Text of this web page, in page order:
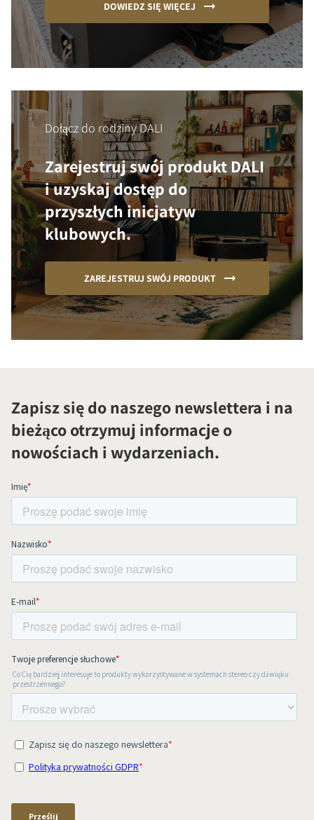
DOWIEDZ SIĘ WIĘCEJ
Dołącz do rodziny DALI
Zarejestruj swój produkt DALI
i uzyskaj dostęp do
przyszłych inicjatyw
klubowych.
ZAREJESTRUJ SWÓJ PRODUKT
Zapisz się do naszego newslettera i na
bieżąco otrzymuj informacje o
nowościach i wydarzeniach.